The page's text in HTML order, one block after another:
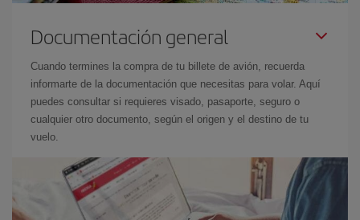
Documentación general
Cuando termines la compra de tu billete de avión, recuerda
informarte de la documentación que necesitas para volar. Aquí
puedes consultar si requieres visado, pasaporte, seguro o
cualquier otro documento, según el origen y el destino de tu
vuelo.